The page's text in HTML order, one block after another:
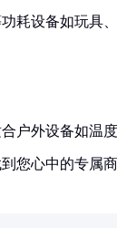
耗设备如玩具
户外设备如温
您心中的专属